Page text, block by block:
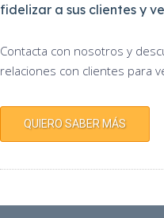
fidelizar a sus clientes y
Contacta con nosotros y
relaciones con clientes para
QUIERO SABER MÁS